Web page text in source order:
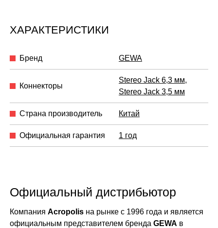
ХАРАКТЕРИСТИКИ
Бренд GEWA
Коннекторы
Stereo Jack 6,3 мм,
Stereo Jack 3,5 мм
Страна производитель Китай
Официальная гарантия 1 год
Официальный дистрибьютор
Компания Acropolis на рынке с 1996 года и является
официальным представителем бренда GEWA в